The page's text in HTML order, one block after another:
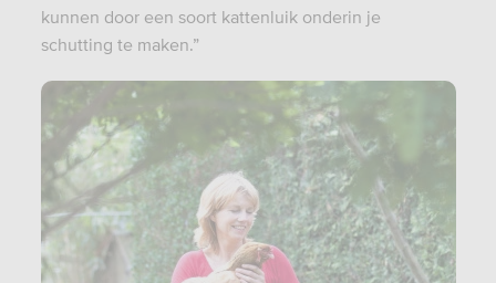
kunnen door een soort kattenluik onderin je
schutting te maken.”